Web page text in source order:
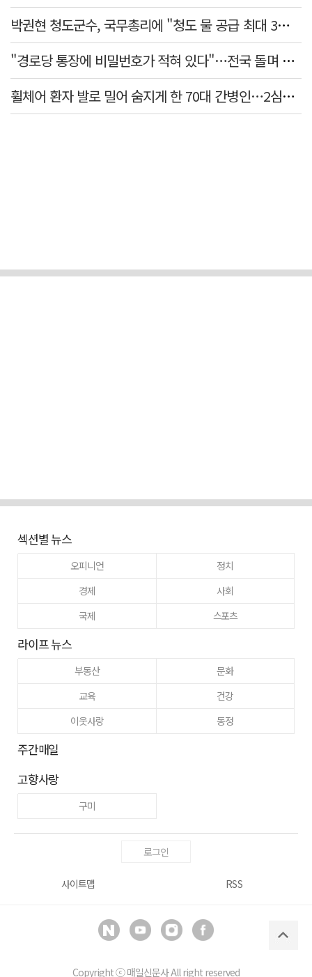
박권현 청도군수, 국무총리에 "청도 물 공급 최대 3만t 늘려달라"
"경로당 통장에 비밀번호가 적혀 있다"…전국 돌며 경로당 13곳 턴 30대 구속
휠체어 환자 발로 밀어 숨지게 한 70대 간병인…2심도 집행유예
섹션별 뉴스
오피니언
정치
경제
사회
국제
스포츠
라이프 뉴스
부동산
문화
교육
건강
이웃사랑
동정
주간매일
고향사랑
구미
로그인
사이트맵 RSS
Copyright ⓒ매일신문사All right reserved